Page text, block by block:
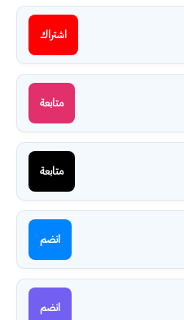
اشتراك
متابعة
متابعة
انضم
انضم